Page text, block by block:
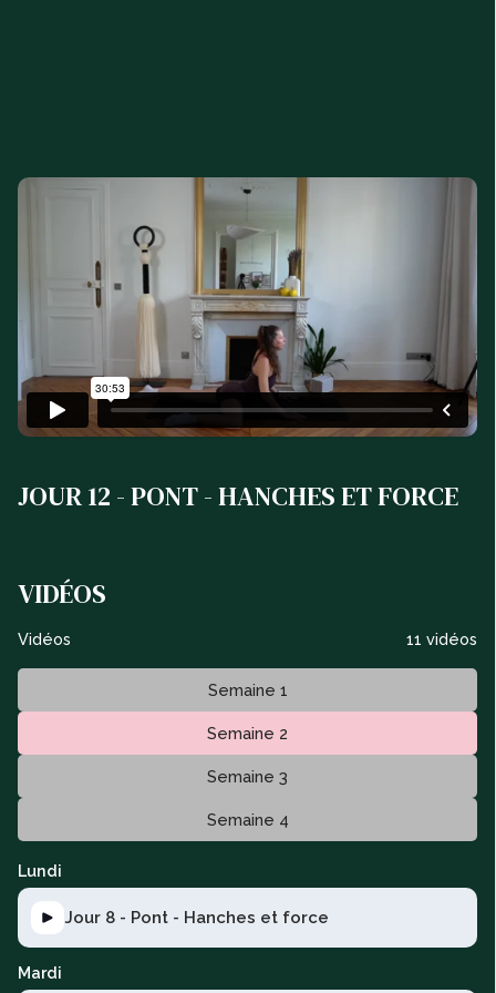
JOUR 12 - PONT - HANCHES ET FORCE
VIDÉOS
Vidéos 11 vidéos
Semaine 1
Semaine 2
Semaine 3
Semaine 4
Lundi
Jour 8 - Pont - Hanches et force
Mardi